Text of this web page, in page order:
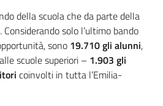
della scuola che da parte della
solo l’ultimo bando
sono 19.710 gli alunni,
scuole superiori – 1.903 gli
coinvolti in tutta l’Emilia-